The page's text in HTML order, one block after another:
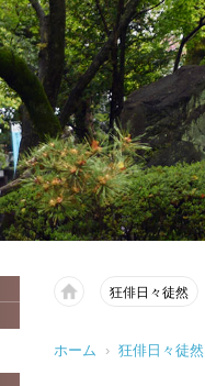
狂俳日々徒然
ホーム › 狂俳日々徒然